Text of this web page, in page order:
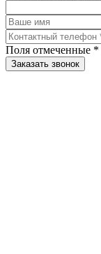
Поля отмеченные *